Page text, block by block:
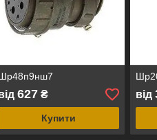
627₴
Купити
від